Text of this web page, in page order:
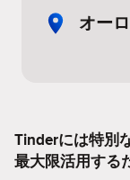
オー
Tinderには特別
最大限活用する